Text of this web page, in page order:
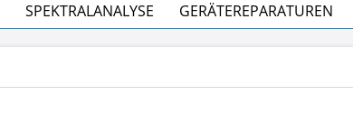
SPEKTRALANALYSE GERÄTEREPARATUREN